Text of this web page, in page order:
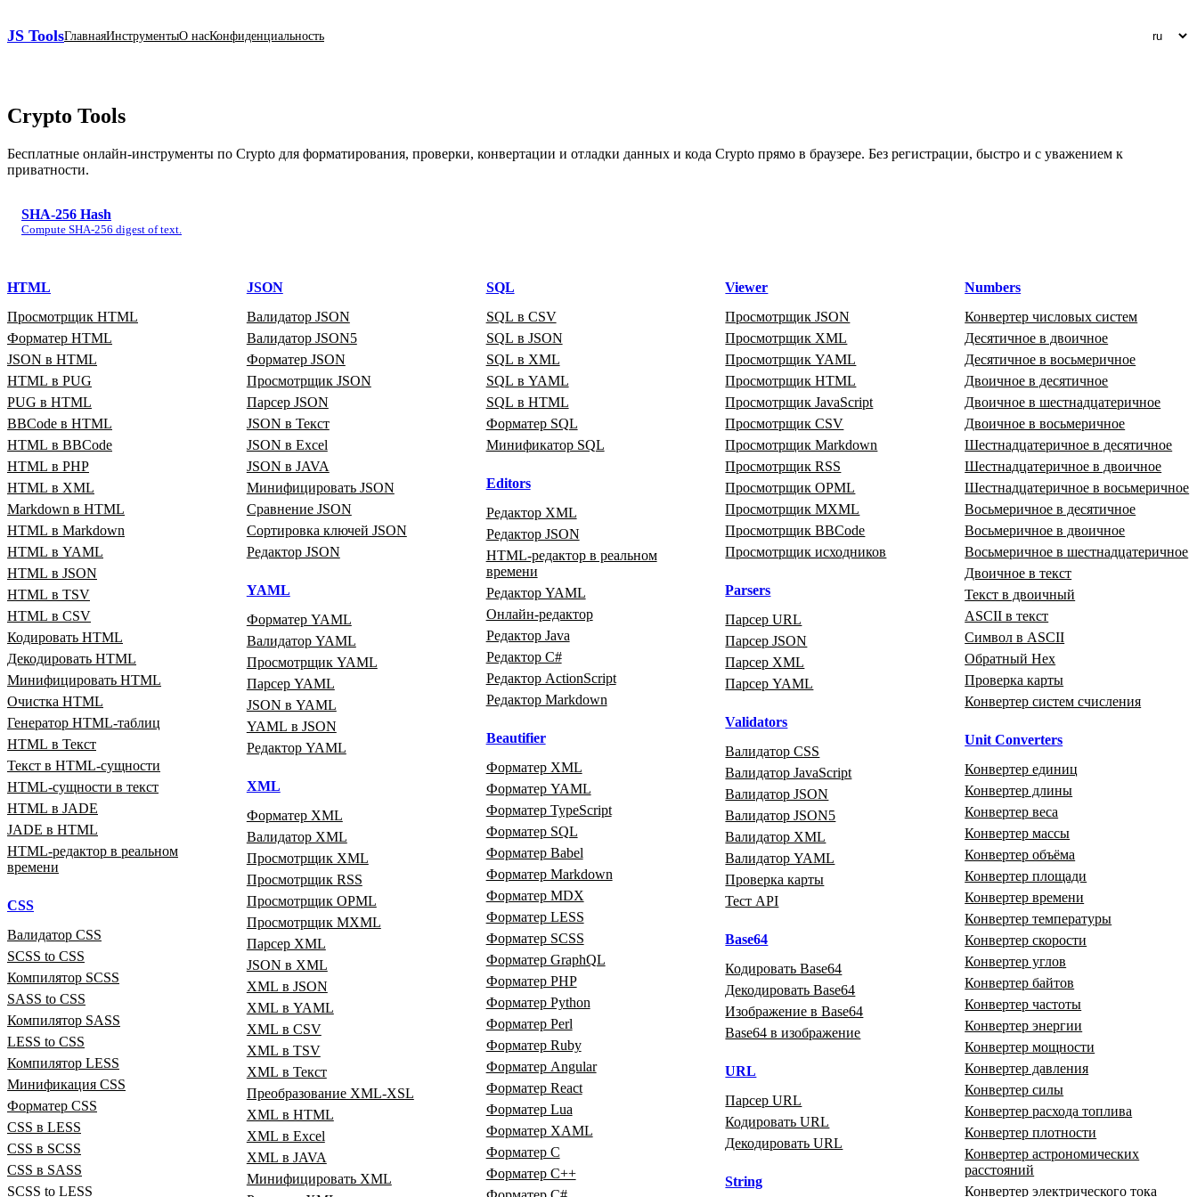
JS ToolsГлавнаяИнструментыО насКонфиденциальность
Crypto Tools
Бесплатные онлайн‑инструменты по Crypto для форматирования, проверки, конвертации и отладки данных и кода Crypto прямо в браузере. Без регистрации, быстро и с уважением к
приватности.
SHA-256 Hash
Compute SHA-256 digest of text.
HTML
Просмотрщик HTML
Форматер HTML
JSON в HTML
HTML в PUG
PUG в HTML
BBCode в HTML
HTML в BBCode
HTML в PHP
HTML в XML
Markdown в HTML
HTML в Markdown
HTML в YAML
HTML в JSON
HTML в TSV
HTML в CSV
Кодировать HTML
Декодировать HTML
Минифицировать HTML
Очистка HTML
Генератор HTML‑таблиц
HTML в Текст
Текст в HTML‑сущности
HTML‑сущности в текст
HTML в JADE
JADE в HTML
HTML‑редактор в реальном
времени
CSS
Валидатор CSS
SCSS to CSS
Компилятор SCSS
SASS to CSS
Компилятор SASS
LESS to CSS
Компилятор LESS
Минификация CSS
Форматер CSS
CSS в LESS
CSS в SCSS
CSS в SASS
SCSS to LESS
JSON
Валидатор JSON
Валидатор JSON5
Форматер JSON
Просмотрщик JSON
Парсер JSON
JSON в Текст
JSON в Excel
JSON в JAVA
Минифицировать JSON
Сравнение JSON
Сортировка ключей JSON
Редактор JSON
YAML
Форматер YAML
Валидатор YAML
Просмотрщик YAML
Парсер YAML
JSON в YAML
YAML в JSON
Редактор YAML
XML
Форматер XML
Валидатор XML
Просмотрщик XML
Просмотрщик RSS
Просмотрщик OPML
Просмотрщик MXML
Парсер XML
JSON в XML
XML в JSON
XML в YAML
XML в CSV
XML в TSV
XML в Текст
Преобразование XML‑XSL
XML в HTML
XML в Excel
XML в JAVA
Минифицировать XML
SQL
SQL в CSV
SQL в JSON
SQL в XML
SQL в YAML
SQL в HTML
Форматер SQL
Минификатор SQL
Editors
Редактор XML
Редактор JSON
HTML‑редактор в реальном
времени
Редактор YAML
Онлайн‑редактор
Редактор Java
Редактор C#
Редактор ActionScript
Редактор Markdown
Beautifier
Форматер XML
Форматер YAML
Форматер TypeScript
Форматер SQL
Форматер Babel
Форматер Markdown
Форматер MDX
Форматер LESS
Форматер SCSS
Форматер GraphQL
Форматер PHP
Форматер Python
Форматер Perl
Форматер Ruby
Форматер Angular
Форматер React
Форматер Lua
Форматер XAML
Форматер C
Форматер C++
Viewer
Просмотрщик JSON
Просмотрщик XML
Просмотрщик YAML
Просмотрщик HTML
Просмотрщик JavaScript
Просмотрщик CSV
Просмотрщик Markdown
Просмотрщик RSS
Просмотрщик OPML
Просмотрщик MXML
Просмотрщик BBCode
Просмотрщик исходников
Parsers
Парсер URL
Парсер JSON
Парсер XML
Парсер YAML
Validators
Валидатор CSS
Валидатор JavaScript
Валидатор JSON
Валидатор JSON5
Валидатор XML
Валидатор YAML
Проверка карты
Тест API
Base64
Кодировать Base64
Декодировать Base64
Изображение в Base64
Base64 в изображение
URL
Парсер URL
Кодировать URL
Декодировать URL
String
Numbers
Конвертер числовых систем
Десятичное в двоичное
Десятичное в восьмеричное
Двоичное в десятичное
Двоичное в шестнадцатеричное
Двоичное в восьмеричное
Шестнадцатеричное в десятичное
Шестнадцатеричное в двоичное
Шестнадцатеричное в восьмеричное
Восьмеричное в десятичное
Восьмеричное в двоичное
Восьмеричное в шестнадцатеричное
Двоичное в текст
Текст в двоичный
ASCII в текст
Символ в ASCII
Обратный Hex
Проверка карты
Конвертер систем счисления
Unit Converters
Конвертер единиц
Конвертер длины
Конвертер веса
Конвертер массы
Конвертер объёма
Конвертер площади
Конвертер времени
Конвертер температуры
Конвертер скорости
Конвертер углов
Конвертер байтов
Конвертер частоты
Конвертер энергии
Конвертер мощности
Конвертер давления
Конвертер силы
Конвертер расхода топлива
Конвертер плотности
Конвертер астрономических
расстояний
Конвертер электрического тока